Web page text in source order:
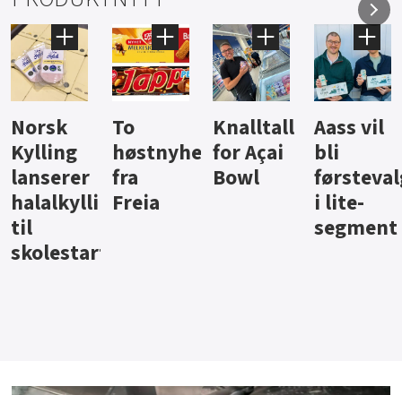
Knalltall
for Açai
Bowl
Aass vil
bli
førstevalg
i lite-
Brus og
jus fra
Berentsen
Hard
iste fra
Hansa